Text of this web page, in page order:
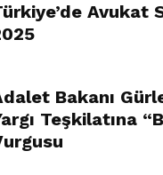
Avukat
Bakanı
Teşkilatına